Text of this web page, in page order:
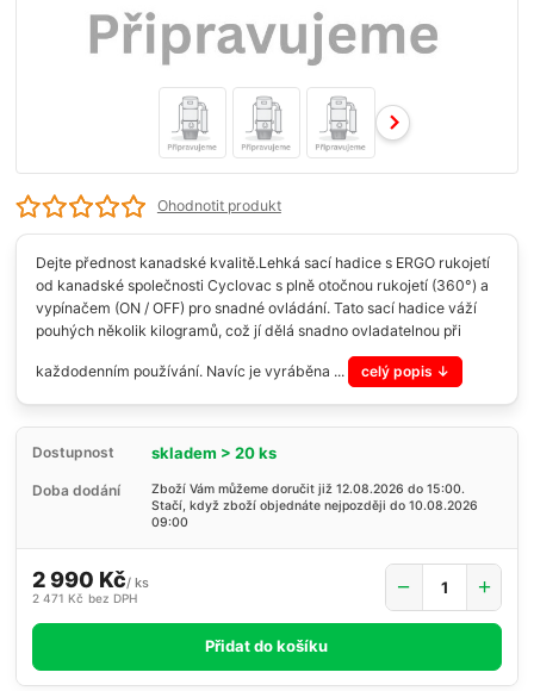
Ohodnotit produkt
Dejte přednost kanadské kvalitě.Lehká sací hadice s ERGO rukojetí
od kanadské společnosti Cyclovac s plně otočnou rukojetí (360°) a
vypínačem (ON / OFF) pro snadné ovládání. Tato sací hadice váží
pouhých několik kilogramů, což jí dělá snadno ovladatelnou při
každodenním používání. Navíc je vyráběna ... celý popis
Dostupnost skladem > 20 ks
Doba dodání
Zboží Vám můžeme doručit již 12.08.2026 do 15:00.
Stačí, když zboží objednáte nejpozději do 10.08.2026
09:00
2 990 Kč/ ks
2 471 Kč bez DPH
Přidat do košíku